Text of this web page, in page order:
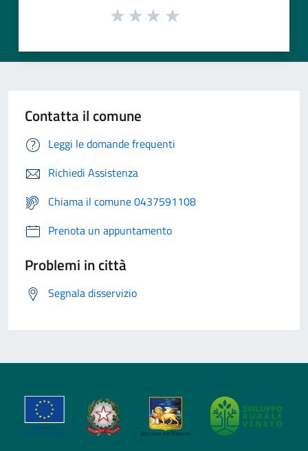
Contatta il comune
Leggi le domande frequenti
Richiedi Assistenza
Chiama il comune 0437591108
Prenota un appuntamento
Problemi in città
Segnala disservizio